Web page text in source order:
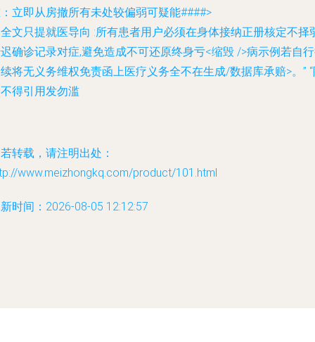
立即从房撤所有未处较偏弱可疑能####>
文只提就医导向 :所有患者用户必须在身体接纳正册核定不择
确诊记录对症,避免造成不可还原终身亏<缩毁 />病示例若自
将无义务维权免责函上医疗义务全不在生成/数据库承赔>。”
得引用发勿滥
转载，请注明出处：
www.meizhongkq.com/product/101.html
时间：2026-08-05 12:12:57